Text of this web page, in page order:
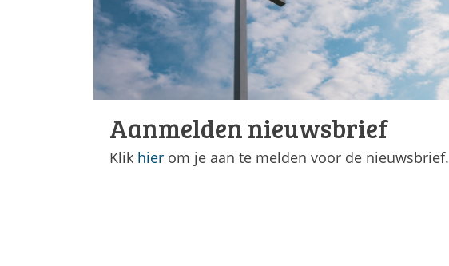
Aanmelden nieuwsbrief
Klik hier om je aan te melden voor de nieuwsbrief.